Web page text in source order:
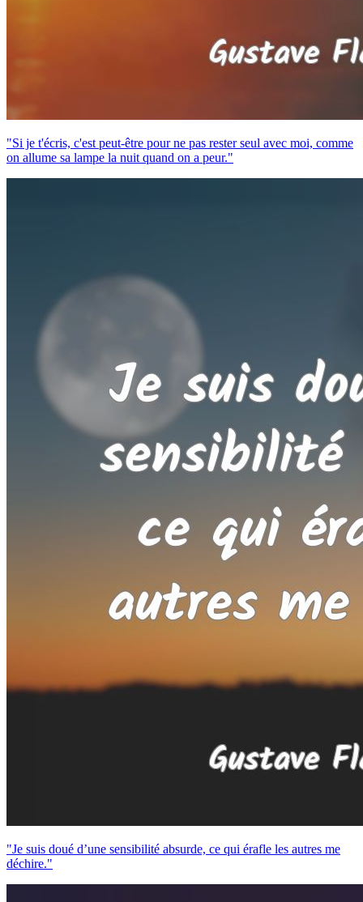
"Si je t'écris, c'est peut-être pour ne pas rester seul avec moi, comme
on allume sa lampe la nuit quand on a peur."
"Je suis doué d’une sensibilité absurde, ce qui érafle les autres me
déchire."